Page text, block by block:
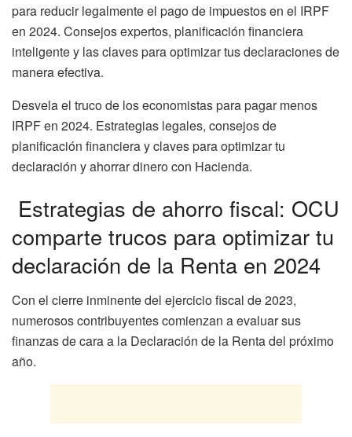
para reducir legalmente el pago de impuestos en el IRPF
en 2024. Consejos expertos, planificación financiera
inteligente y las claves para optimizar tus declaraciones de
manera efectiva.
Desvela el truco de los economistas para pagar menos
IRPF en 2024. Estrategias legales, consejos de
planificación financiera y claves para optimizar tu
declaración y ahorrar dinero con Hacienda.
Estrategias de ahorro fiscal: OCU
comparte trucos para optimizar tu
declaración de la Renta en 2024
Con el cierre inminente del ejercicio fiscal de 2023,
numerosos contribuyentes comienzan a evaluar sus
finanzas de cara a la Declaración de la Renta del próximo
año.